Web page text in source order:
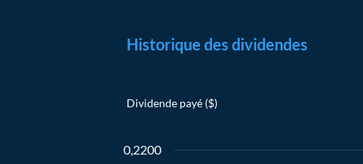
Historique des dividendes
Dividende payé ($)
0,2200